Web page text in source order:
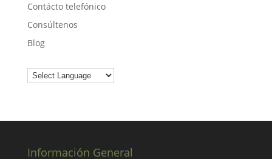
Contácto telefónico
Consúltenos
Blog
Información General